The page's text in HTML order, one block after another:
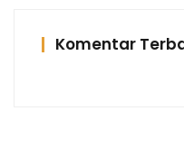
Komentar